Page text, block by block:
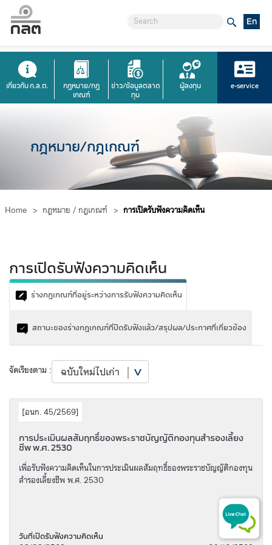
En
เกี่ยวกับ ก.ล.ต.
กฎหมาย/กฎ
เกณฑ์
ข่าว/ข้อมูลตลาด
ทุน
ผู้ลงทุน e-service
กฎหมาย/กฎเกณฑ์
Home > กฎหมาย / กฎเกณฑ์ > การเปิดรับฟังความคิดเห็น
การเปิดรับฟังความคิดเห็น
ร่างกฎเกณฑ์ที่อยู่ระหว่างการรับฟังความคิดเห็น
สถานะของร่างกฎเกณฑ์ที่ปิดรับฟังแล้ว/สรุปผล/ประกาศที่เกี่ยวข้อง
จัดเรียงตาม :
[อนก. 45/2569]
การประเมินผลสัมฤทธิ์ของพระราชบัญญัติกองทุนสำรองเลี้ยง
ชีพ พ.ศ. 2530
เพื่อรับฟังความคิดเห็นในการประเมินผลสัมฤทธิ์ของพระราชบัญญัติกองทุน
สำรองเลี้ยงชีพ พ.ศ. 2530
วันที่เปิดรับฟังความคิดเห็น